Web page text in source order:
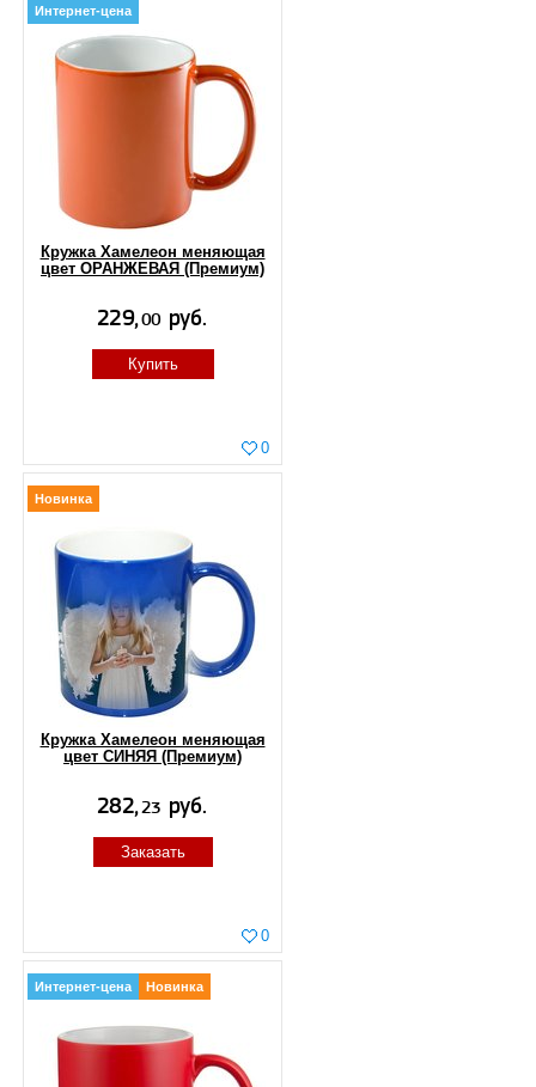
0
Интернет-цена
Кружка Хамелеон меняющая
цвет ОРАНЖЕВАЯ (Премиум)
Купить
0
Новинка
Кружка Хамелеон меняющая
цвет СИНЯЯ (Премиум)
Заказать
Новинка
Интернет-цена